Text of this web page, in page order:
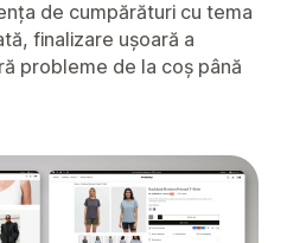
de cumpărături cu tema
finalizare ușoară a
probleme de la coș până